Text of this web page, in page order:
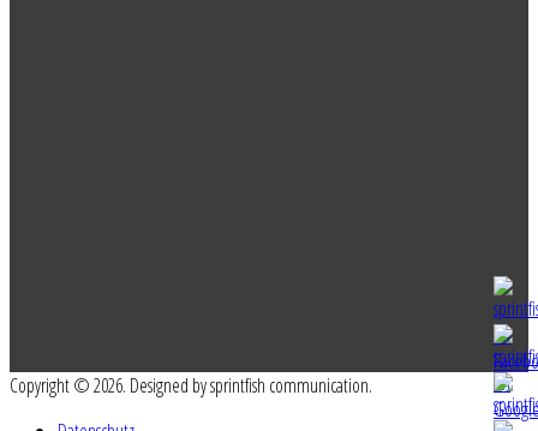
Copyright © 2026. Designed by sprintfish communication.